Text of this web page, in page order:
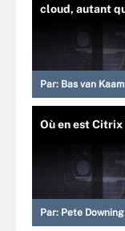
cloud, autant
Par: Bas van Kaam
Où en est Citrix
Par: Pete Downing